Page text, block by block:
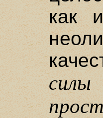
как
силы